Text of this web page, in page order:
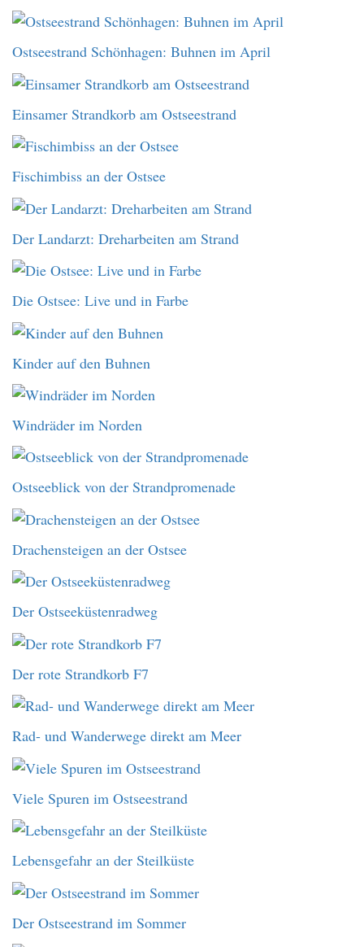
Ostseestrand Schönhagen: Buhnen im April
Einsamer Strandkorb am Ostseestrand
Fischimbiss an der Ostsee
Der Landarzt: Dreharbeiten am Strand
Die Ostsee: Live und in Farbe
Kinder auf den Buhnen
Windräder im Norden
Ostseeblick von der Strandpromenade
Drachensteigen an der Ostsee
Der Ostseeküstenradweg
Der rote Strandkorb F7
Rad- und Wanderwege direkt am Meer
Viele Spuren im Ostseestrand
Lebensgefahr an der Steilküste
Der Ostseestrand im Sommer